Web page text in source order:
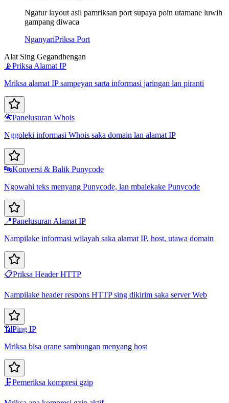
Ngatur layout asil pamriksan port supaya poin utamane luwih
gampang diwaca
NganyariPriksa Port
Alat Sing Gegandhengan
📡Priksa Alamat IP
Mriksa alamat IP sampeyan sarta informasi jaringan lan piranti
📇Panelusuran Whois
Nggoleki informasi Whois saka domain lan alamat IP
🔤Konversi & Balik Punycode
Ngowahi teks menyang Punycode, lan mbalekake Punycode
📍Panelusuran Alamat IP
Nampilake informasi wilayah saka alamat IP, host, utawa domain
📋Priksa Header HTTP
Nampilake header respons HTTP sing dikirim saka server Web
📶 Ping IP
Mriksa bisa orane sambungan menyang host
🗜️Pemeriksa kompresi gzip